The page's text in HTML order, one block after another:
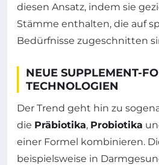
diesen Ansatz, indem sie
Stämme enthalten, die auf
Bedürfnisse zugeschnitten
NEUE SUPPLEMENT-
TECHNOLOGIEN
Der Trend geht hin zu
die Präbiotika, Probiotika
einer Formel kombinieren.
beispielsweise in